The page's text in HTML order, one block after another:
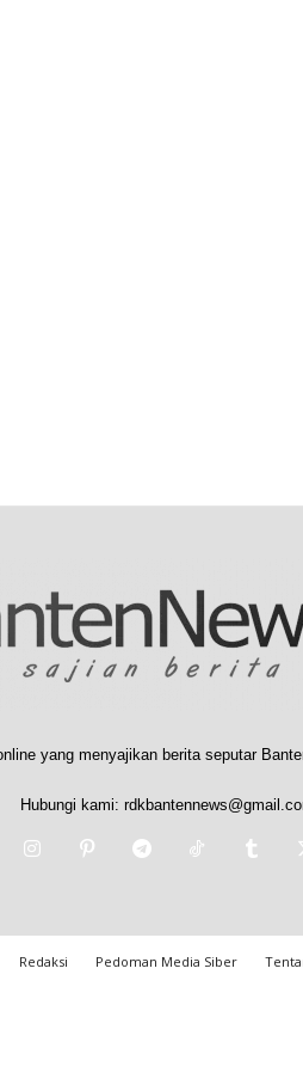
yang menyajikan berita seputar
Hubungi kami:
Redaksi Pedoman Media Siber